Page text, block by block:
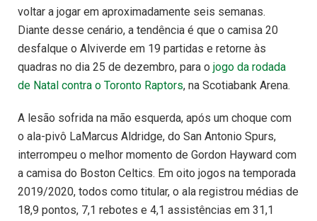
voltar a jogar em aproximadamente seis semanas.
Diante desse cenário, a tendência é que o camisa 20
desfalque o Alviverde em 19 partidas e retorne às
quadras no dia 25 de dezembro, para o jogo da rodada
de Natal contra o Toronto Raptors, na Scotiabank Arena.
A lesão sofrida na mão esquerda, após um choque com
o ala-pivô LaMarcus Aldridge, do San Antonio Spurs,
interrompeu o melhor momento de Gordon Hayward com
a camisa do Boston Celtics. Em oito jogos na temporada
2019/2020, todos como titular, o ala registrou médias de
18,9 pontos, 7,1 rebotes e 4,1 assistências em 31,1